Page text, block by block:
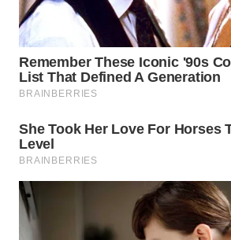
BEKASI
WN
BOGOR
WN
DEPOK
TAPANULI